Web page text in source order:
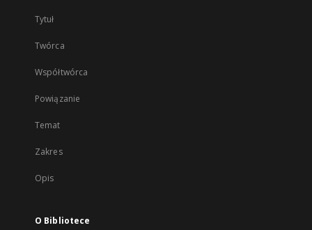
Tytuł
Twórca
Współtwórca
Powiązanie
Temat
Zakres
Opis
O Bibliotece